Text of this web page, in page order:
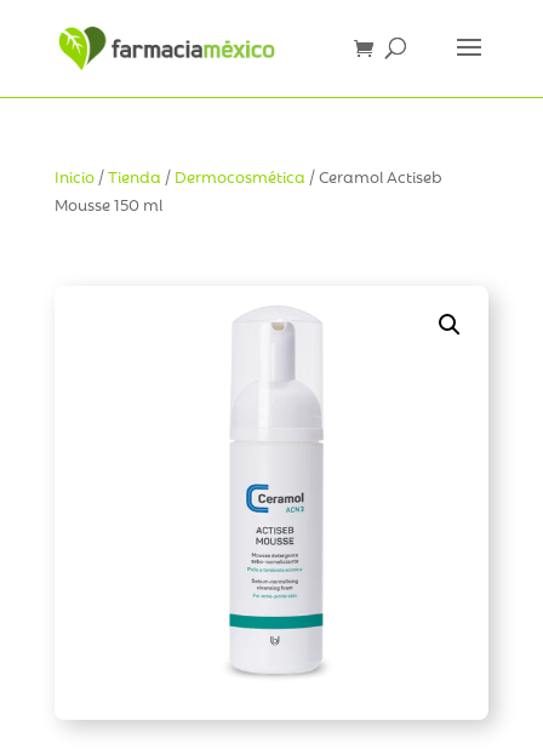
Inicio/Tienda / Dermocosmética / Ceramol Actiseb
Mousse 150 ml